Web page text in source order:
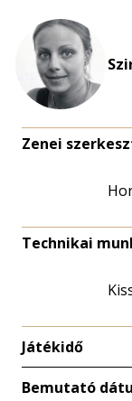
Zenei
Technikai
Játékidő
Bemutató